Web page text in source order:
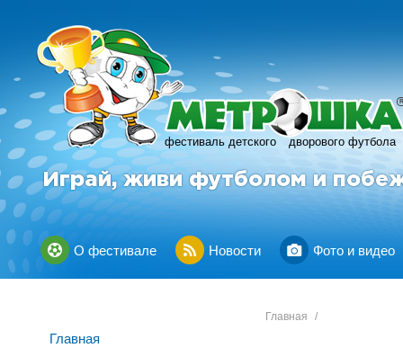
фестиваль детского дворового футбола
R
Играй, живи футболом и
О фестивале Новости Фото и видео
Главная
Главная /